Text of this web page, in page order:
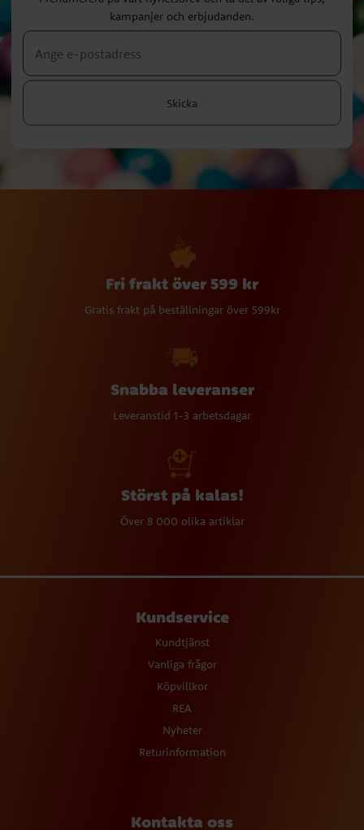
kampanjer och erbjudanden.
Skicka
Fri frakt över 599 kr
Gratis frakt på beställningar över 599kr
Snabba leveranser
Leveranstid 1-3 arbetsdagar
Störst på kalas!
Över 8 000 olika artiklar
Kundservice
Kundtjänst
Vanliga frågor
Köpvillkor
REA
Nyheter
Returinformation
Kontakta oss